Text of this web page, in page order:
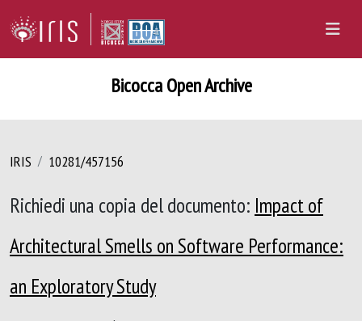
Bicocca Open Archive
IRIS 10281/457156
Richiedi una copia del documento: Impact of
Architectural Smells on Software Performance:
an Exploratory Study